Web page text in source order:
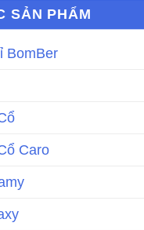
SẢN PHẨM
BomBer
Caro